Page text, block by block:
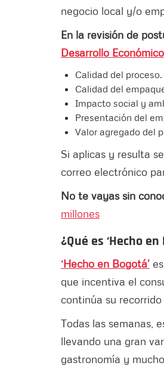
negocio local y/o
En la revisión de
Desarrollo Económico
Calidad del proceso.
Calidad del
Impacto social y
Presentación del
Valor agregado del
Si aplicas y resulta
correo electrónico
No te vayas sin
millones
¿Qué es ‘Hecho en
‘Hecho en Bogotá’
que incentiva el
continúa su
Todas las semanas,
llevando una gran
gastronomía y